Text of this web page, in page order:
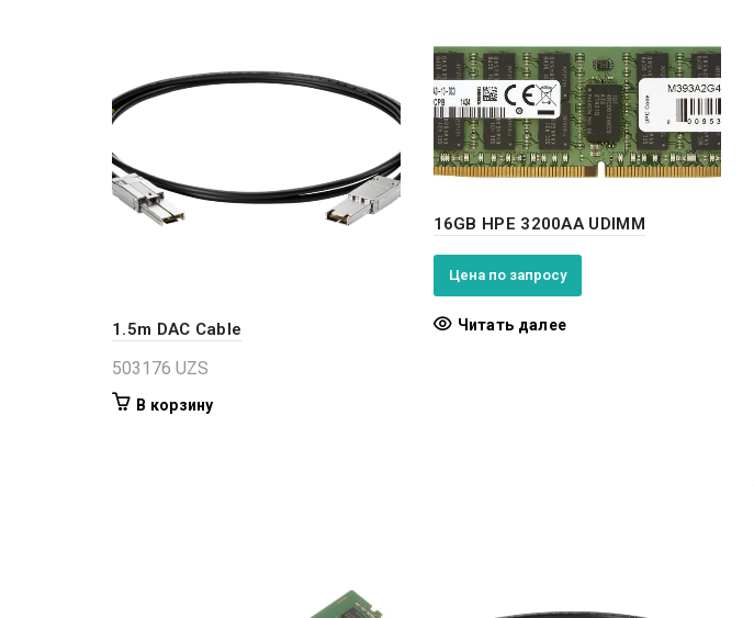
1.5m DAC Cable
503176 UZS
В корзину
16GB HPE 3200AA UDIMM
Цена по запросу
Читать далее